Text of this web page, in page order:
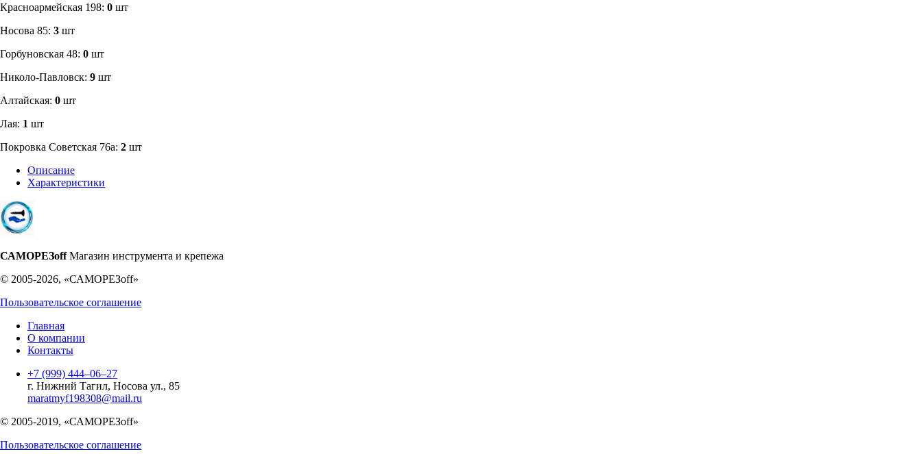
​Красноармейская 198: 0 шт
Носова 85: 3 шт
​Горбуновская 48: 0 шт
​Николо-Павловск: 9 шт
Алтайская: 0 шт
Лая: 1 шт
Покровка Советская 76а: 2 шт
Описание
Характеристики
САМОРЕЗoff Магазин инструмента и крепежа
© 2005-2026, «САМОРЕЗoff»
Пользовательское соглашение
Главная
О компании
Контакты
+7 (999) 444‒06‒27
г. Нижний Тагил, Носова ул., 85
maratmyf198308@mail.ru
© 2005-2019, «САМОРЕЗoff»
Пользовательское соглашение